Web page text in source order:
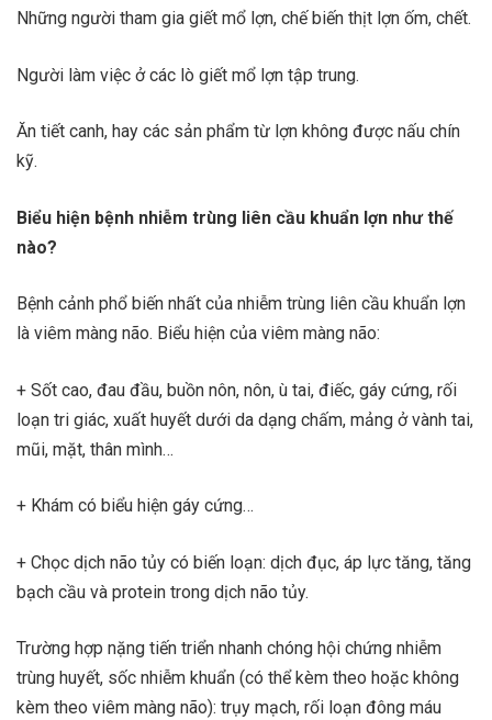
Những người tham gia giết mổ lợn, chế biến thịt lợn ốm, chết.
Người làm việc ở các lò giết mổ lợn tập trung.
Ăn tiết canh, hay các sản phẩm từ lợn không được nấu chín
kỹ.
Biểu hiện bệnh nhiễm trùng liên cầu khuẩn lợn như thế
nào?
Bệnh cảnh phổ biến nhất của nhiễm trùng liên cầu khuẩn lợn
là viêm màng não. Biểu hiện của viêm màng não:
+ Sốt cao, đau đầu, buồn nôn, nôn, ù tai, điếc, gáy cứng, rối
loạn tri giác, xuất huyết dưới da dạng chấm, mảng ở vành tai,
mũi, mặt, thân mình…
+ Khám có biểu hiện gáy cứng…
+ Chọc dịch não tủy có biến loạn: dịch đục, áp lực tăng, tăng
bạch cầu và protein trong dịch não tủy.
Trường hợp nặng tiến triển nhanh chóng hội chứng nhiễm
trùng huyết, sốc nhiễm khuẩn (có thể kèm theo hoặc không
kèm theo viêm màng não): trụy mạch, rối loạn đông máu